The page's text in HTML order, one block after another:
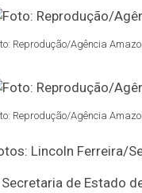
Reprodução/Agência
Reprodução/Agência
Lincoln Ferreira/
de Estado